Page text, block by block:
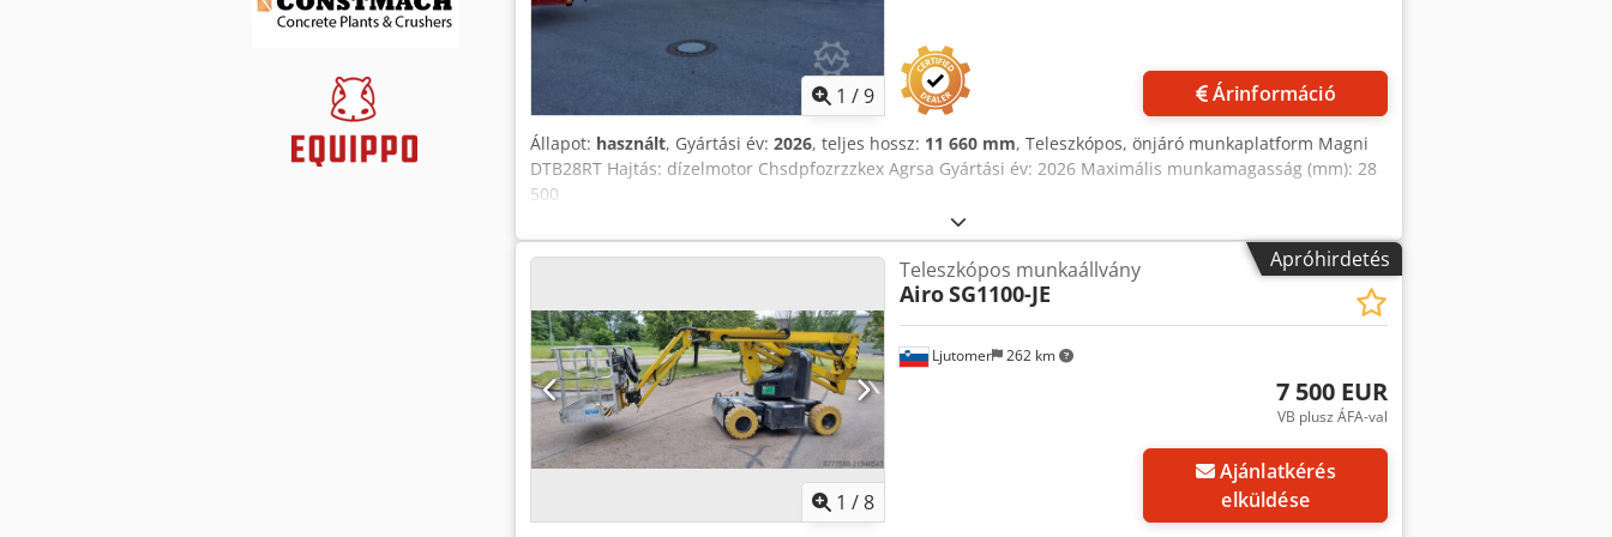
1 /9 Árinformáció
Állapot: használt, Gyártási év: 2026, teljes hossz: 11 660 mm, Teleszkópos, önjáró munkaplatform Magni
DTB28RT Hajtás: dízelmotor Chsdpfozrzzkex Agrsa Gyártási év: 2026 Maximális munkamagasság (mm): 28
500
Apróhirdetés
1 /8
Ljutomer 262 km
Teleszkópos munkaállvány
AiroSG1100-JE
7 500 EUR
VB plusz ÁFA-val
Ajánlatkérés
elküldése